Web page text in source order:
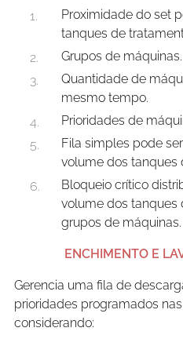
Proximidade do set
tanques de
Grupos de máquinas.
Quantidade de
mesmo tempo.
Prioridades de
Fila simples pode
volume dos tanques
Bloqueio crítico
volume dos tanques
grupos de máquinas.
ENCHIMENTO E
Gerencia uma fila de
prioridades programados
considerando: